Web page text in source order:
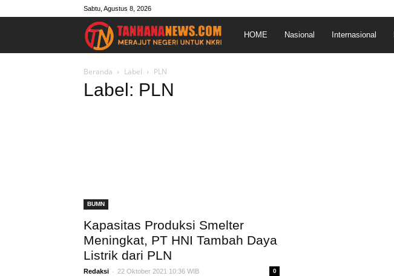
Sabtu, Agustus 8, 2026
Merajut
HOME Nasional Internasional
Beranda Label PLN
Label: PLN
BUMN
Kapasitas Produksi Smelter
Meningkat, PT HNI Tambah Daya
Listrik dari PLN
Redaksi - 22 Oktober 2021 10:36 WIB 0